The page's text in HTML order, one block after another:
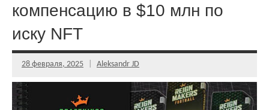
компенсацию в $10 млн по
иску NFT
28 февраля, 2025 Aleksandr JD